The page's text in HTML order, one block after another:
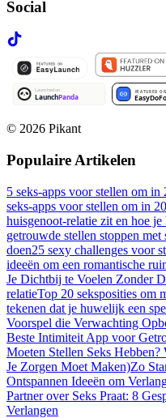
Social
© 2026 Pikant
Populaire Artikelen
5 seks-apps voor stellen om in
seks-apps voor stellen om in
huisgenoot-relatie zit en hoe je
getrouwde stellen stoppen
doen25 sexy challenges voor
ideeën om een romantische
Je Dichtbij te Voelen Zonder
relatieTop 20 seksposities om
tekenen dat je huwelijk een
Voorspel die Verwachting
Beste Intimiteit App voor
Moeten Stellen Seks
Je Zorgen Moet Maken)Zo
Ontspannen Ideeën om
Partner over Seks Praat: 8
Verlangen